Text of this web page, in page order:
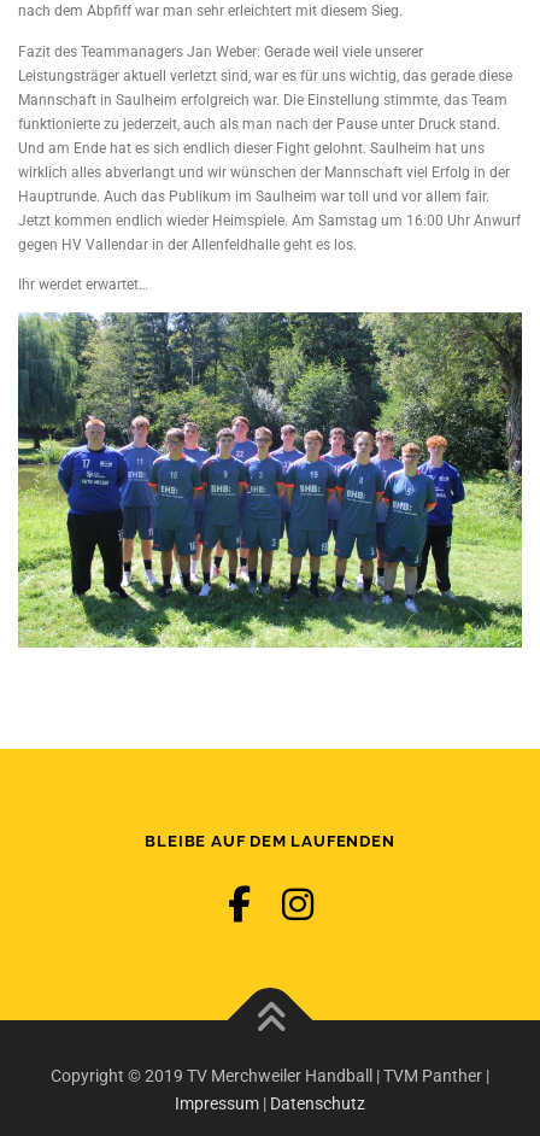
nach dem Abpfiff war man sehr erleichtert mit diesem Sieg.
Fazit des Teammanagers Jan Weber: Gerade weil viele unserer
Leistungsträger aktuell verletzt sind, war es für uns wichtig, das gerade diese
Mannschaft in Saulheim erfolgreich war. Die Einstellung stimmte, das Team
funktionierte zu jederzeit, auch als man nach der Pause unter Druck stand.
Und am Ende hat es sich endlich dieser Fight gelohnt. Saulheim hat uns
wirklich alles abverlangt und wir wünschen der Mannschaft viel Erfolg in der
Hauptrunde. Auch das Publikum im Saulheim war toll und vor allem fair.
Jetzt kommen endlich wieder Heimspiele. Am Samstag um 16:00 Uhr Anwurf
gegen HV Vallendar in der Allenfeldhalle geht es los.
Ihr werdet erwartet…
BLEIBE AUF DEM LAUFENDEN
Copyright © 2019 TV Merchweiler Handball | TVM Panther |
Impressum | Datenschutz